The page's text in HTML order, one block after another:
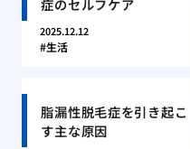
症のセルフケア
2025.12.12
生活
脂漏性脱毛症を引き起こ
す主な原因